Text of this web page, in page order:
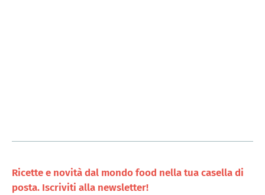
Ricette e novità dal mondo food nella tua casella di
posta. Iscriviti alla newsletter!